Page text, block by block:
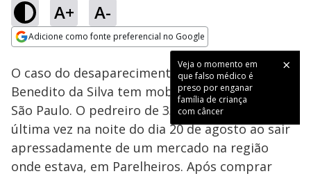
A+ A-
Adicione como fonte preferencial no Google
Veja o momento em
que falso médico é
preso por enganar
família de criança
com câncer
Ativar
Loaded
14.14%
O caso do desaparecimento de Luciano
Benedito da Silva tem mobilizado a cidade de
São Paulo. O pedreiro de 33 anos foi visto pela
última vez na noite do dia 20 de agosto ao sair
apressadamente de um mercado na região
onde estava, em Parelheiros. Após comprar